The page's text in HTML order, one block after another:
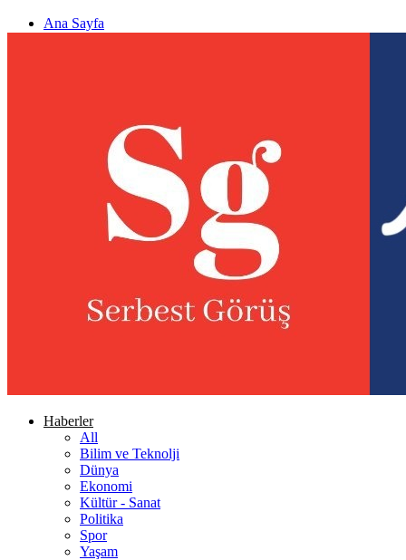
Ana Sayfa
Haberler
All
Bilim ve Teknolji
Dünya
Ekonomi
Kültür - Sanat
Politika
Spor
Yaşam